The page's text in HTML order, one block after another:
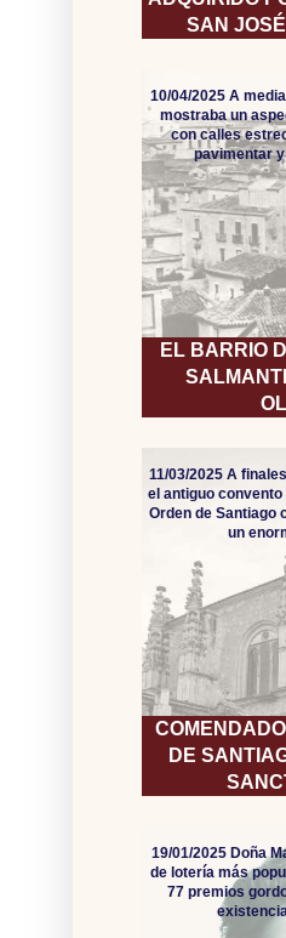
SAN
EL BARRIO
10/04/2025 A
mostraba un
con calles
pavimentar
DE
11/03/2025 A
el antiguo
Orden de Santiago
un
19/01/2025 Doña
de lotería más
77 premios